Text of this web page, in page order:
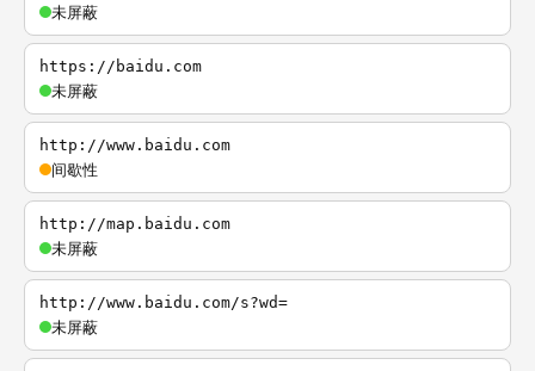
未屏蔽
https://baidu.com
未屏蔽
http://www.baidu.com
间歇性
http://map.baidu.com
未屏蔽
http://www.baidu.com/s?wd=
未屏蔽